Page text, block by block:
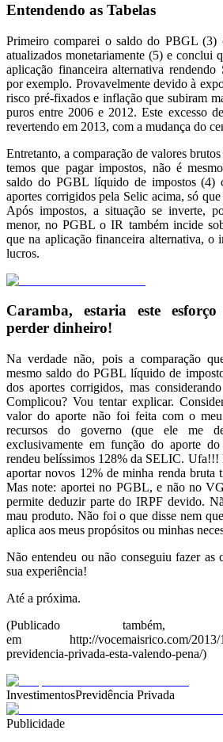
Entendendo as Tabelas
Primeiro comparei o saldo do PBGL (3)
atualizados monetariamente (5) e conclui
aplicação financeira alternativa
por exemplo. Provavelmente devido à
risco pré-fixados e inflação que subiram
puros entre 2006 e 2012. Este excesso
revertendo em 2013, com a mudança do
Entretanto, a comparação de valores
temos que pagar impostos, não é
saldo do PGBL líquido de impostos (4)
aportes corrigidos pela Selic acima, só
Após impostos, a situação se inverte,
menor, no PGBL o IR também incide
que na aplicação financeira alternativa, o
lucros.
Caramba, estaria este
perder dinheiro!
Na verdade não, pois a comparação
mesmo saldo do PGBL líquido de
dos aportes corrigidos, mas
Complicou? Vou tentar explicar.
valor do aporte não foi feita com o
recursos do governo (que ele me
exclusivamente em função do aporte
rendeu belíssimos 128% da SELIC. Ufa!!!
aportar novos 12% de minha renda bruta
Mas note: aportei no PGBL, e não no
permite deduzir parte do IRPF devido.
mau produto. Não foi o que disse nem
aplica aos meus propósitos ou minhas
Não entendeu ou não conseguiu fazer as
sua experiência!
Até a próxima.
(Publicado também,
em http://vocemaisrico.com/2013/12/
previdencia-privada-esta-valendo-pena/)
InvestimentosPrevidência Privada
Publicidade